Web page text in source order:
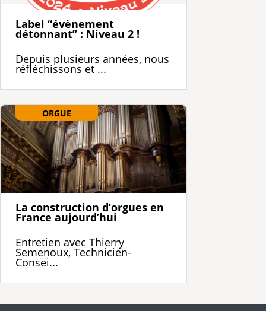
Label “évènement
détonnant” : Niveau 2 !
Depuis plusieurs années, nous
réfléchissons et ...
ORGUE
La construction d’orgues en
France aujourd’hui
Entretien avec Thierry
Semenoux, Technicien-
Consei...